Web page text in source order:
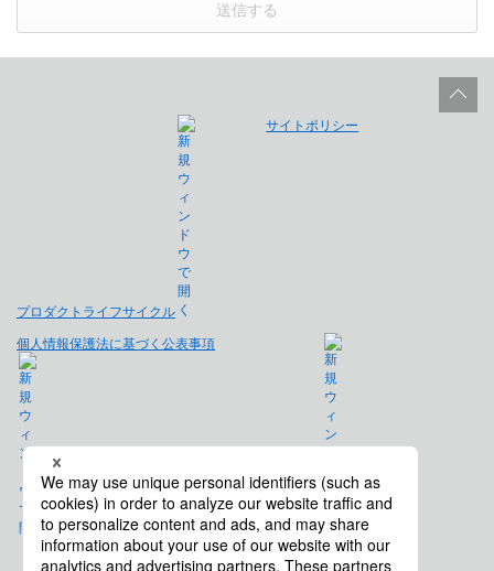
送信する
プロダクトライフサイクル
サイトポリシー
個人情報保護法に基づく公表事項
免責事項